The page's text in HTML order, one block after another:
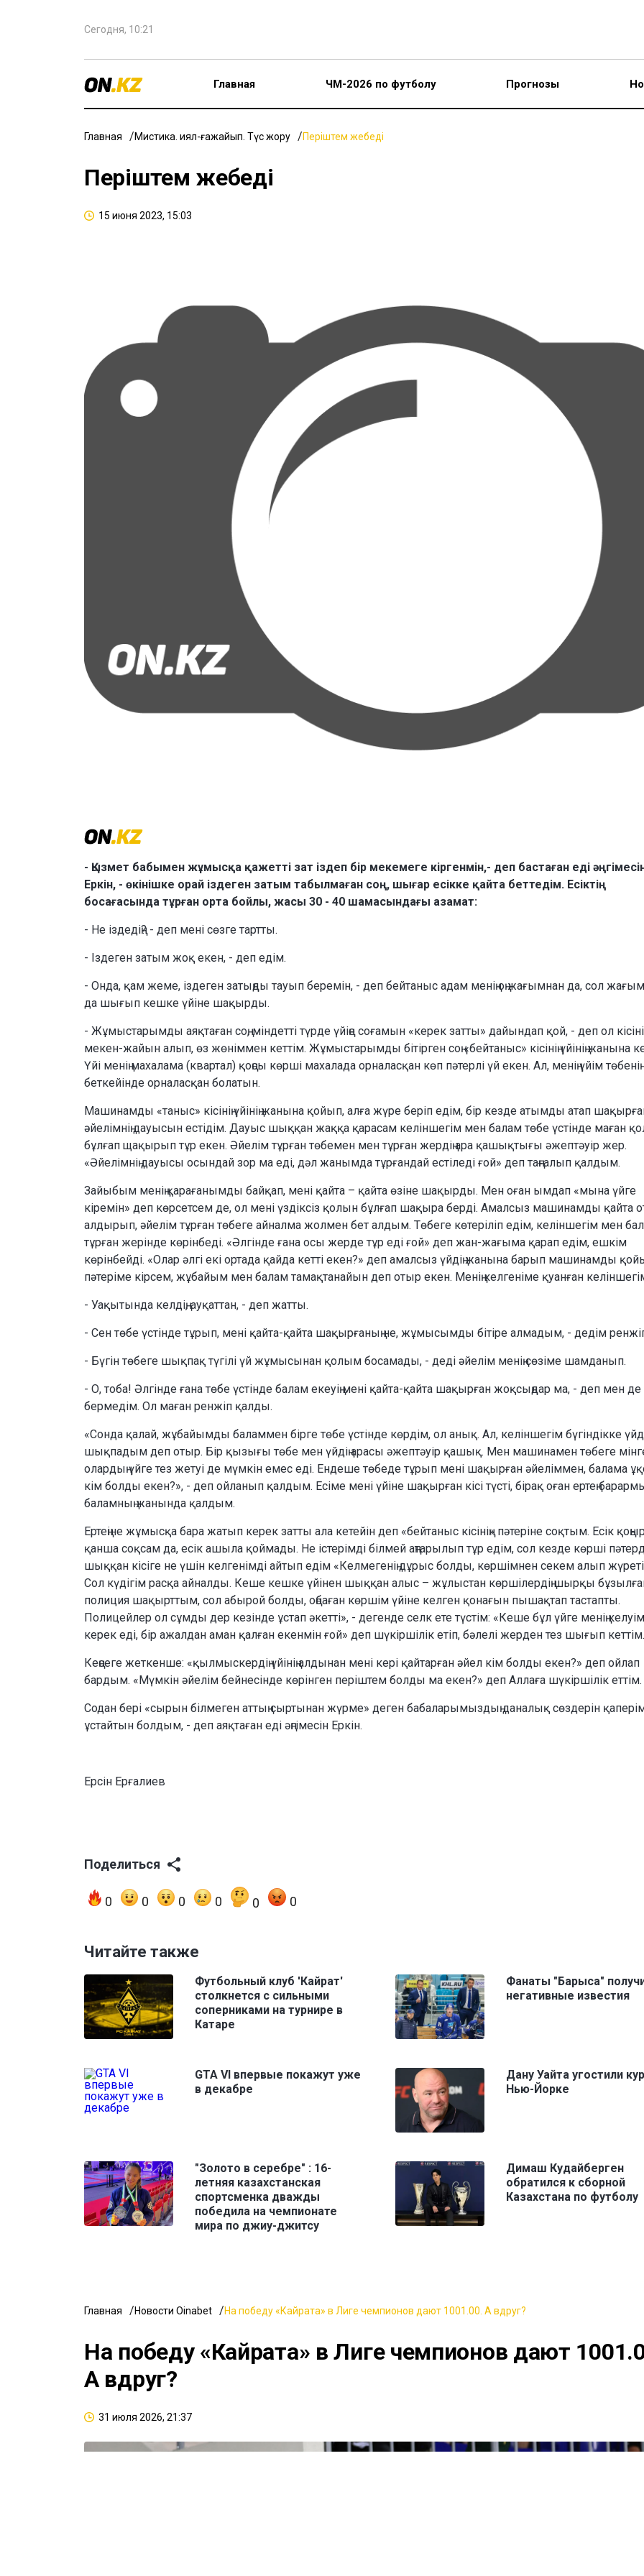
Сегодня, 10:21
Главная ЧМ-2026 по футболу Прогнозы
Главная Мистика. Қиял-ғажайып. Түс жору Періштем жебеді
Періштем жебеді
15 июня 2023, 15:03
- Қызмет бабымен жұмысқа қажетті зат іздеп бір мекемеге кіргенмін,- деп бастаған еді
Еркін, - өкінішке орай іздеген затым табылмаған соң, шығар есікке қайта беттедім. Есіктің
босағасында тұрған орта бойлы, жасы 30 - 40 шамасындағы азамат:
- Не іздедің? - деп мені сөзге тартты.
- Іздеген затым жоқ екен, - деп едім.
- Онда, қам жеме, іздеген затыңды тауып беремін, - деп бейтаныс адам менің оң жағымнан да, сол
да шығып кешке үйіне шақырды.
- Жұмыстарымды аяқтаған соң, міндетті түрде үйіңе соғамын «керек затты» дайындап қой, - деп ол кісінің
мекен-жайын алып, өз жөніммен кеттім. Жұмыстарымды бітірген соң «бейтаныс» кісінің үйінің жанына
Үйі менің махалама (квартал) қоңсы көрші махалада орналасқан көп пәтерлі үй екен. Ал, менің үйім төбенің
беткейінде орналасқан болатын.
Машинамды «таныс» кісінің үйінің жанына қойып, алға жүре беріп едім, бір кезде атымды атап
әйелімнің дауысын естідім. Дауыс шыққан жаққа қарасам келіншегім мен балам төбе үстінде маған
бұлғап щақырып тұр екен. Әйелім тұрған төбемен мен тұрған жердің ара қашықтығы әжептәуір жер.
«Әйелімнің дауысы осындай зор ма еді, дәл жанымда тұрғандай естіледі ғой» деп таңғалып қалдым.
Зайыбым менің қарағанымды байқап, мені қайта – қайта өзіне шақырды. Мен оған ымдап «мына үйге
кіремін» деп көрсетсем де, ол мені үздіксіз қолын бұлғап шақыра берді. Амалсыз машинамды қайта
алдырып, әйелім тұрған төбеге айналма жолмен бет алдым. Төбеге көтеріліп едім, келіншегім мен
тұрған жерінде көрінбеді. «Әлгінде ғана осы жерде тұр еді ғой» деп жан-жағыма қарап едім, ешкім
көрінбейді. «Олар әлгі екі ортада қайда кетті екен?» деп амалсыз үйдің жанына барып машинамды
пәтеріме кірсем, жұбайым мен балам тамақтанайын деп отыр екен. Менің келгеніме қуанған
- Уақытында келдің, ауқаттан, - деп жатты.
- Сен төбе үстінде тұрып, мені қайта-қайта шақырғаның не, жұмысымды бітіре алмадым, - дедім
- Бүгін төбеге шықпақ түгілі үй жұмысынан қолым босамады, - деді әйелім менің сөзіме шамданып.
- О, тоба! Әлгінде ғана төбе үстінде балам екеуің мені қайта-қайта шақырған жоқсыңдар ма, - деп мен
бермедім. Ол маған ренжіп қалды.
«Сонда қалай, жұбайымды баламмен бірге төбе үстінде көрдім, ол анық. Ал, келіншегім бүгіндікке
шықпадым деп отыр. Бір қызығы төбе мен үйдің арасы әжептәуір қашық. Мен машинамен төбеге
олардың үйге тез жетуі де мүмкін емес еді. Ендеше төбеде тұрып мені шақырған әйеліммен, балама
кім болды екен?», - деп ойланып қалдым. Есіме мені үйіне шақырған кісі түсті, бірақ оған ертең
баламның жанында қалдым.
Ертеңіне жұмысқа бара жатып керек затты ала кетейін деп «бейтаныс кісінің» пәтеріне соқтым. Есік
қанша соқсам да, есік ашыла қоймады. Не істерімді білмей аңтарылып тұр едім, сол кезде көрші
шыққан кісіге не үшін келгенімді айтып едім «Келмегенің дұрыс болды, көршімнен секем алып
Сол күдігім расқа айналды. Кеше кешке үйінен шыққан алыс – жұлыстан көршілердің шырқы
полиция шақырттым, сол абырой болды, оңбаған көршім үйіне келген қонағын пышақтап тастапты.
Полицейлер ол сұмды дер кезінде ұстап әкетті», - дегенде селк ете түстім: «Кеше бұл үйге менің келуім
керек еді, бір ажалдан аман қалған екенмін ғой» деп шүкіршілік етіп, бәлелі жерден тез шығып кеттім.
Кеңсеге жеткенше: «қылмыскердің үйінің алдынан мені кері қайтарған әйел кім болды екен?» деп ойлап
бардым. «Мүмкін әйелім бейнесінде көрінген періштем болды ма екен?» деп Аллаға шүкіршілік еттім.
Содан бері «сырын білмеген аттың сыртынан жүрме» деген бабаларымыздың даналық сөздерін
ұстайтын болдым, - деп аяқтаған еді әңгімесін Еркін.
Ерсін Ерғалиев
Поделиться
0 0 0 0 0 0
Читайте также
Футбольный клуб 'Кайрат'
столкнется с сильными
соперниками на турнире в
Катаре
Фанаты "Барыса"
негативные известия
GTA VI впервые покажут уже
в декабре
Дану Уайта угостили
Нью-Йорке
"Золото в серебре" : 16-
летняя казахстанская
спортсменка дважды
победила на чемпионате
мира по джиу-джитсу
Димаш Кудайберген
обратился к сборной
Казахстана по футболу
Главная Новости Oinabet На победу «Кайрата» в Лиге чемпионов дают 1001.00. А вдруг?
На победу «Кайрата» в Лиге чемпионов дают
А вдруг?
31 июля 2026, 21:37